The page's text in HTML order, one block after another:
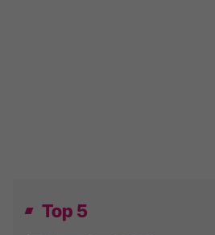
Top 5